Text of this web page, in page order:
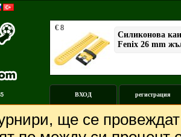
ВХОД регистрация
ще се